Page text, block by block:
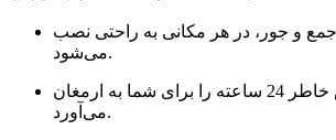
و جور، در هر مکانی به راحتی نصب
می‌شود.
امنیت و آرامش خاطر 24 ساعته را برای شما به ارمغان
می‌آورد.